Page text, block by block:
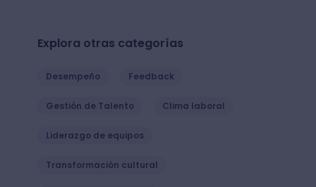
Explora otras categorías
Desempeño Feedback
Gestión de Talento Clima laboral
Liderazgo de equipos
Transformación cultural